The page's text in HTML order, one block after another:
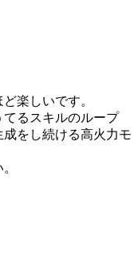
楽しいです。
るスキルのループ
をし続ける高火力モ